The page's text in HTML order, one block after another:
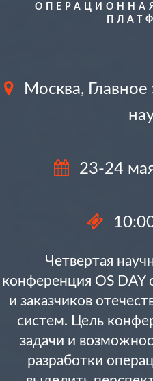
Москва,
23-24
Четвертая
конференция OS DAY
и заказчиков
систем. Цель
задачи и
разработки